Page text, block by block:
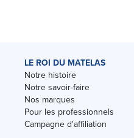
LE ROI DU MATELAS
Notre histoire
Notre savoir-faire
Nos marques
Pour les professionnels
Campagne d'affiliation